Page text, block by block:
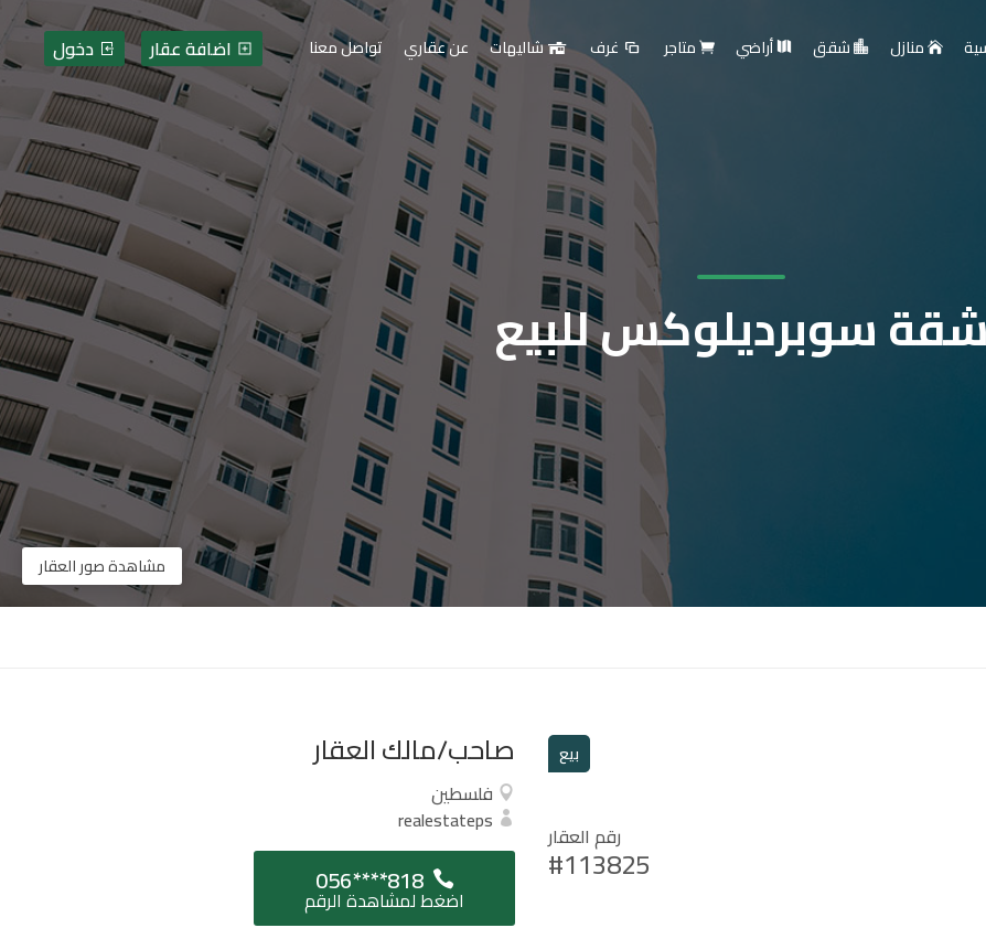
شقة سوبرديلوكس للبيع
مشاهدة صور العقار
بيع
رقم العقار
#113825
صاحب/مالك العقار
فلسطين
realestateps
056****818
اضغط لمشاهدة الرقم
دخول اضافة عقار منازل شقق أراضي متاجر غرف شاليهات عن عقاري تواصل معنا